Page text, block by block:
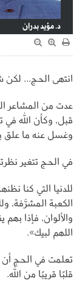
د. مؤيد بدران
انتهى الحج... لكن
عدت من المشاعر
قبل، وكأن الله في
وغسل عنه ما علق
في الحج تتغير
للدنيا التي كنا
الكعبة المشرَّفة،
والألوان، فإذا
اللهم لبيك».
تعلمت في الحج أن
قلبًا قريبًا من الله.